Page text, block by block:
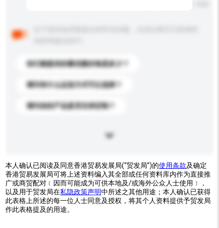
你们能提供的最优惠价格是多少？
请问有什么运送方式可以选择？
请问你的产品是否支持定制？
本人确认已阅读及同意香港贸易发展局(“贸发局”)的使用条款及确定
香港贸易发展局可将上述资料编入其全部或任何资料库内作为直接推
广或商贸配对﹝因而可能成为可供本地及/或海外公众人士使用﹞，
以及用于贸发局在私隐政策声明中所述之其他用途；本人确认已获得
此表格上所述的每一位人士同意及授权，将其个人资料提供予贸发局
作此表格提及的用途。